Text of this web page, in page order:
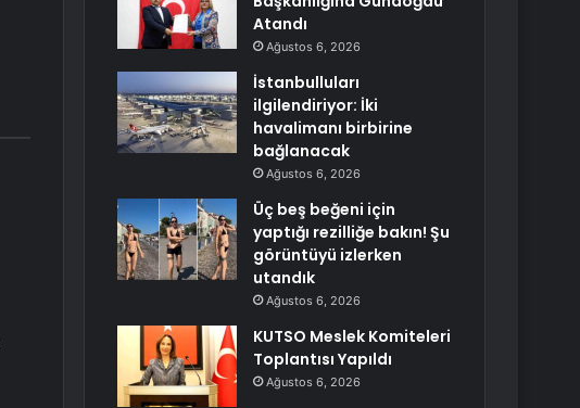
Atandı
Ağustos 6, 2026
İstanbulluları
ilgilendiriyor: İki
havalimanı birbirine
bağlanacak
Ağustos 6, 2026
Üç beş beğeni için
yaptığı rezilliğe bakın! Şu
görüntüyü izlerken
utandık
Ağustos 6, 2026
KUTSO Meslek Komiteleri
Toplantısı Yapıldı
Ağustos 6, 2026